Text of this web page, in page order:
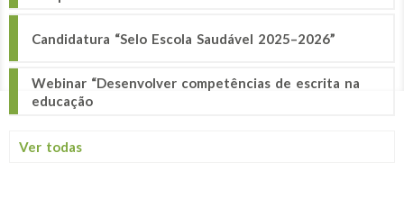
Candidatura “Selo Escola Saudável 2025–2026”
Webinar “Desenvolver competências de escrita na
educação
Ver todas